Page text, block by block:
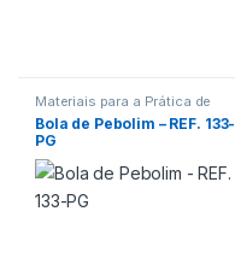
Materiais para a Prática de
Esportes
Bola de Pebolim – REF. 133-
PG